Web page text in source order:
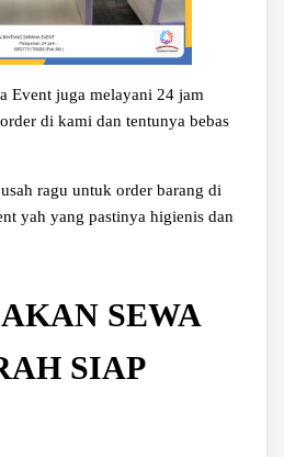
Event juga melayani 24 jam
di kami dan tentunya bebas
ragu untuk order barang di
yah yang pastinya higienis dan
SEWA
SIAP